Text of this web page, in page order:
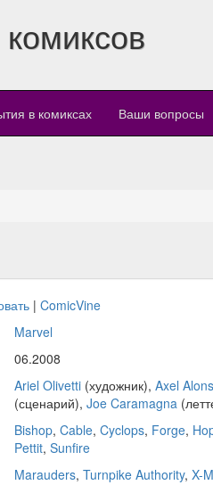
в комиксах Ваши вопросы
| ComicVine
Marvel
06.2008
Ariel Olivetti(художник), Axel
(сценарий), Joe Caramagna
Bishop, Cable, Cyclops, Forge,
Pettit, Sunfire
Marauders, Turnpike Authority, X-